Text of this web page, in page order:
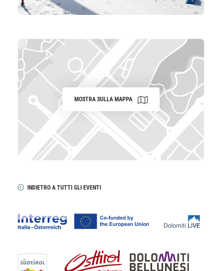
MOSTRA SULLA MAPPA
INDIETRO A TUTTI GLI EVENTI